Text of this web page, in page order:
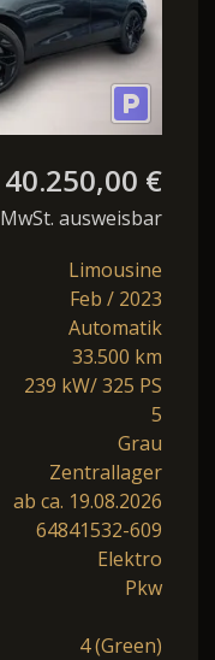
40.250,00 €
MwSt. ausweisbar
Limousine
Feb / 2023
Automatik
33.500 km
239 kW/ 325 PS
5
Grau
Zentrallager
ab ca. 19.08.2026
64841532-609
Elektro
Pkw
4 (Green)